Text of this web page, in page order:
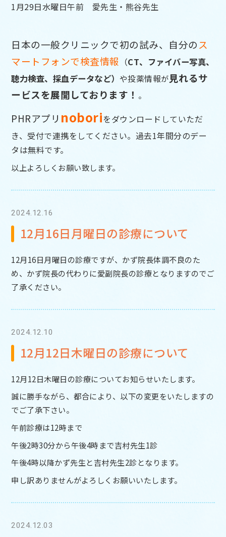
1月29日水曜日午前 愛先生・熊谷先生
日本の一般クリニックで初の試み、自分の ス
マートフォンで検査情報 （CT、ファイバー写真、
聴力検査、採血データなど） や投薬情報が見れるサ
ービスを展開しております！ 。
PHRアプリ noboriをダウンロードしていただ
き、受付で連携をして ください。過去1年間分のデー
タは無料です。
以上よろしくお願い致します。
2024.12.16
12月16日月曜日の診療について
12月16日月曜日の診療ですが、かず院長体調不良のた
め、かず院長の代わりに愛副院長の診療となりますのでご
了承ください。
2024.12.10
12月12日木曜日の診療について
12月12日木曜日の診療についてお知らせいたします。
誠に勝手ながら、都合により、以下の変更をいたしますの
でご了承下さい。
午前診療は12時まで
午後2時30分から午後4時まで吉村先生1診
午後4時以降かず先生と吉村先生2診となります。
申し訳ありませんがよろしくお願いいたします。
2024.12.03